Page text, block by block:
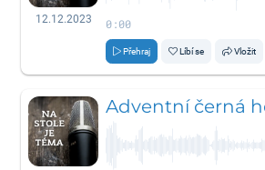
12.12.2023 0:00
Přehraj Líbí se Vložit
Adventní černá